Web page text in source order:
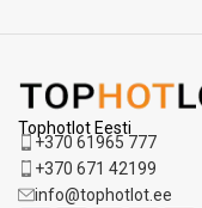
Tophotlot Eesti
+370 61965 777
+370 671 42199
info@tophotlot.ee